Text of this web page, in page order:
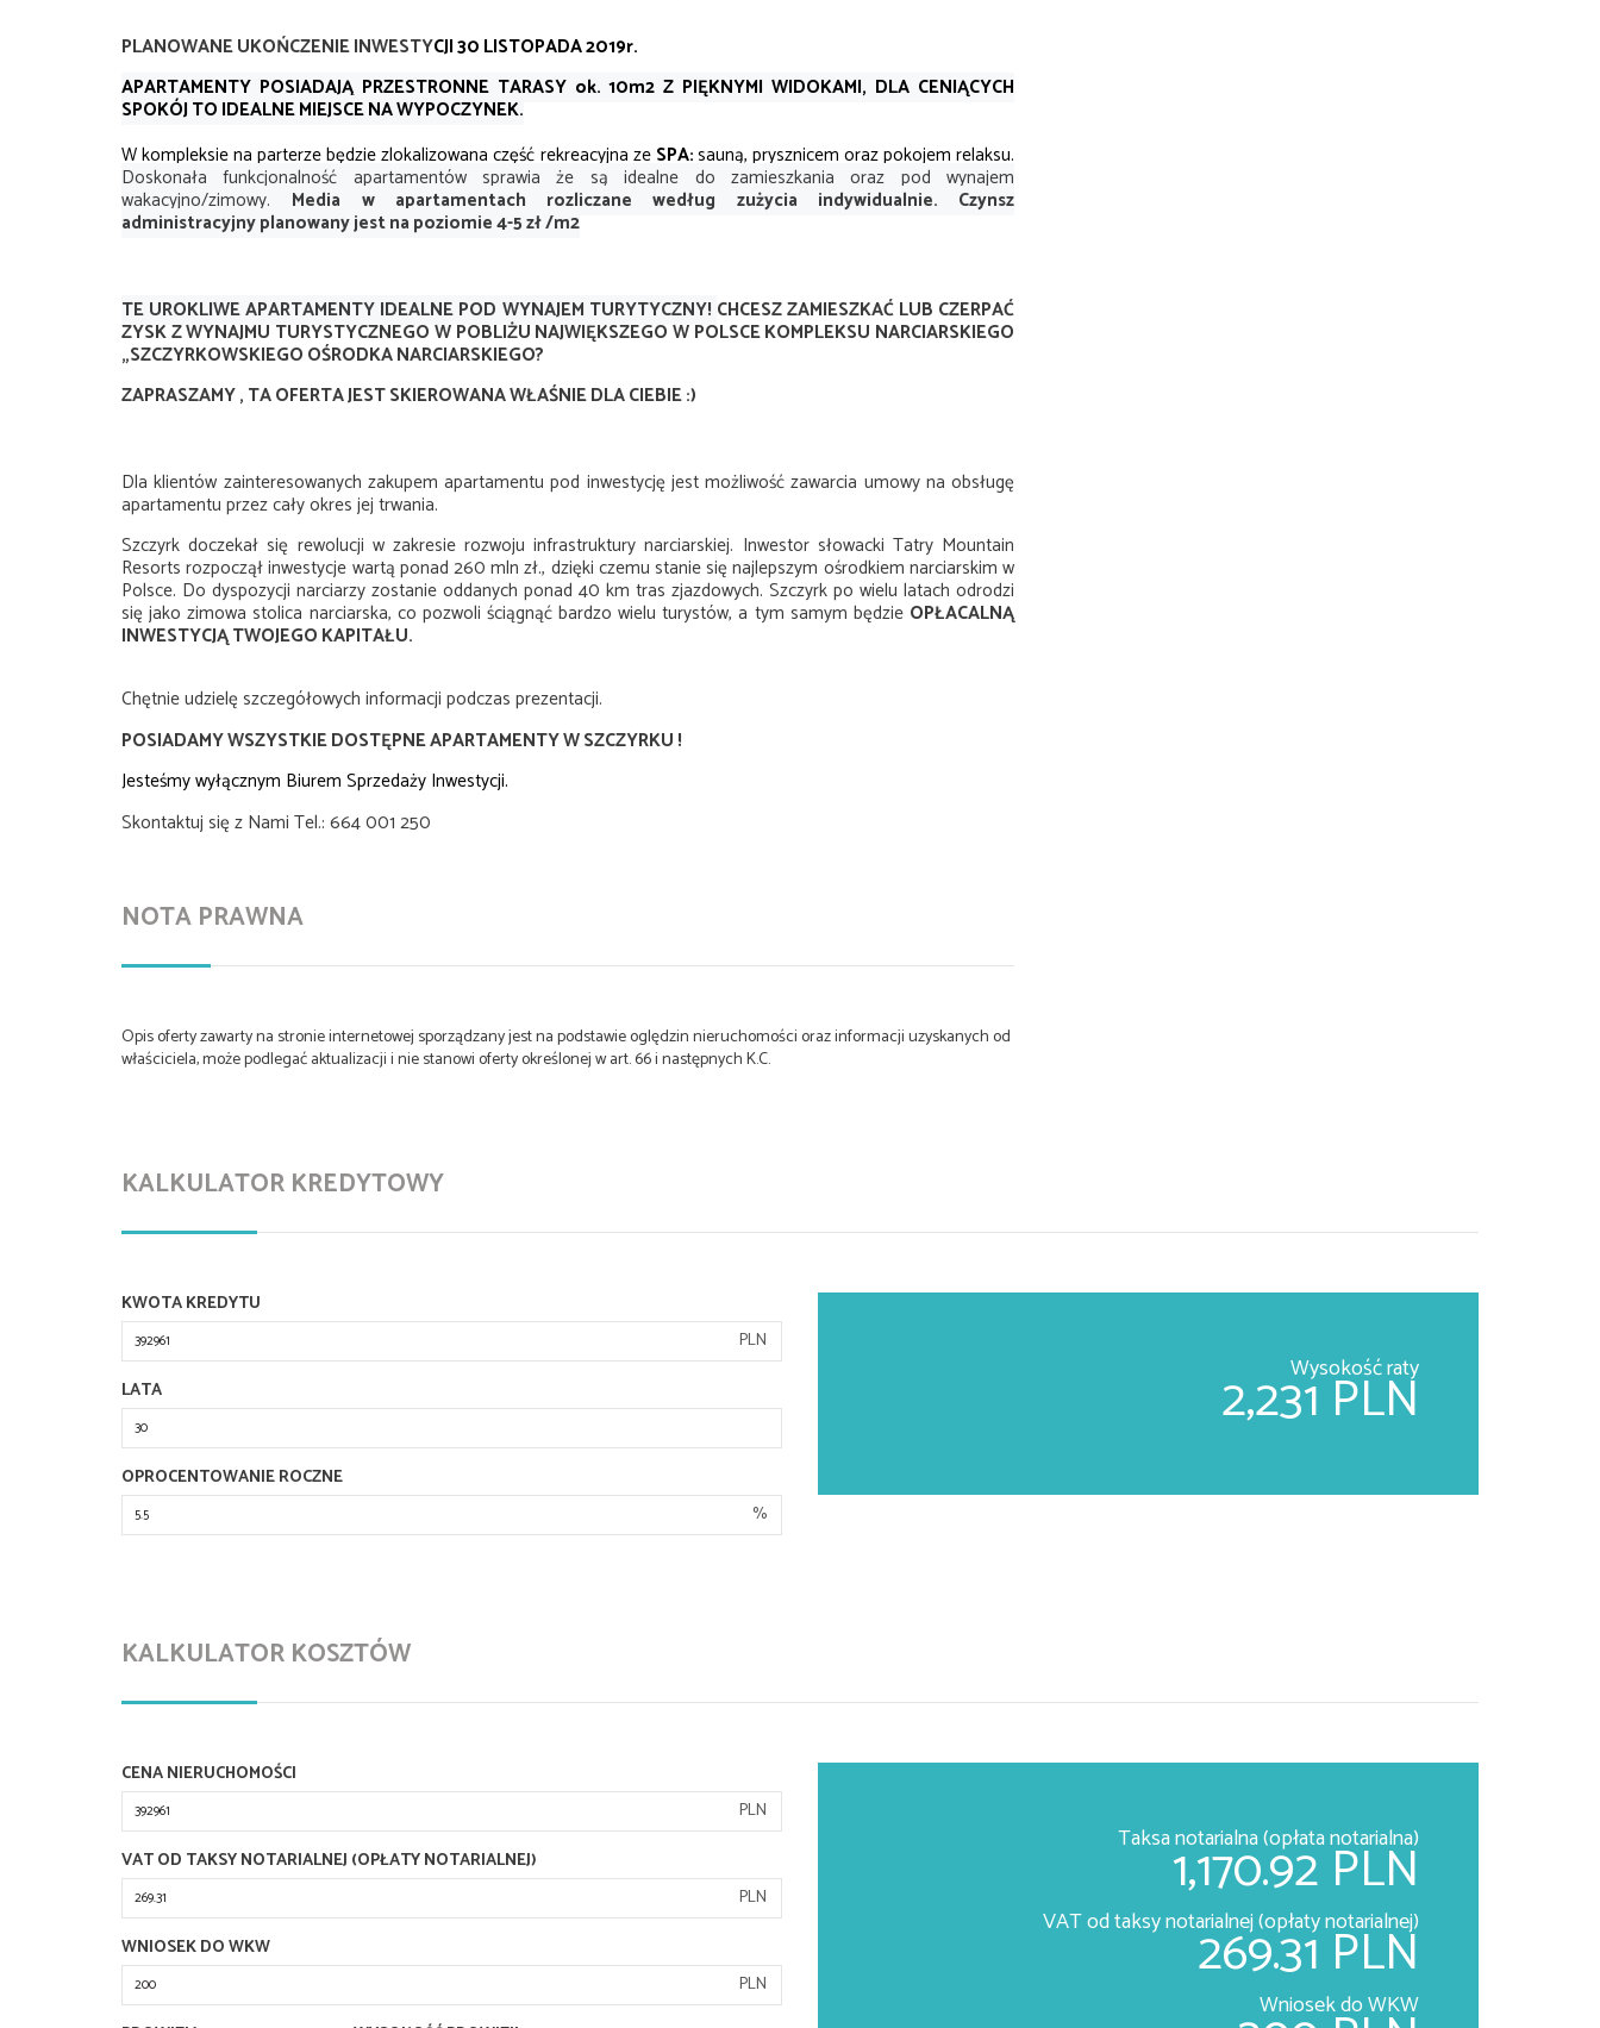
PLANOWANE UKOŃCZENIE INWESTYCJI 30 LISTOPADA 2019r.
APARTAMENTY POSIADAJĄ PRZESTRONNE TARASY ok. 10m2 Z PIĘKNYMI WIDOKAMI, DLA CENIĄCYCH
SPOKÓJ TO IDEALNE MIEJSCE NA WYPOCZYNEK.
W kompleksie na parterze będzie zlokalizowana część rekreacyjna ze SPA:sauną, prysznicem oraz pokojem relaksu.
Doskonała funkcjonalność apartamentów sprawia że są idealne do zamieszkania oraz pod wynajem
wakacyjno/zimowy. Media w apartamentach rozliczane według zużycia indywidualnie. Czynsz
administracyjny planowany jest na poziomie 4-5 zł /m2
TE UROKLIWE APARTAMENTY IDEALNE POD WYNAJEM TURYTYCZNY! CHCESZ ZAMIESZKAĆ LUB CZERPAĆ
ZYSK Z WYNAJMU TURYSTYCZNEGO W POBLIŻU NAJWIĘKSZEGO W POLSCE KOMPLEKSU NARCIARSKIEGO
„SZCZYRKOWSKIEGO OŚRODKA NARCIARSKIEGO?
ZAPRASZAMY , TA OFERTA JEST SKIEROWANA WŁAŚNIE DLA CIEBIE :)
Dla klientów zainteresowanych zakupem apartamentu pod inwestycję jest możliwość zawarcia umowy na obsługę
apartamentu przez cały okres jej trwania.
Szczyrk doczekał się rewolucji w zakresie rozwoju infrastruktury narciarskiej. Inwestor słowacki Tatry Mountain
Resorts rozpoczął inwestycje wartą ponad 260 mln zł., dzięki czemu stanie się najlepszym ośrodkiem narciarskim w
Polsce. Do dyspozycji narciarzy zostanie oddanych ponad 40 km tras zjazdowych. Szczyrk po wielu latach odrodzi
się jako zimowa stolica narciarska, co pozwoli ściągnąć bardzo wielu turystów, a tym samym będzie OPŁACALNĄ
INWESTYCJĄ TWOJEGO KAPITAŁU.
Chętnie udzielę szczegółowych informacji podczas prezentacji.
POSIADAMY WSZYSTKIE DOSTĘPNE APARTAMENTY W SZCZYRKU !
Jesteśmy wyłącznym Biurem Sprzedaży Inwestycji.
Skontaktuj się z Nami Tel.: 664 001 250
NOTA PRAWNA
Opis oferty zawarty na stronie internetowej sporządzany jest na podstawie oględzin nieruchomości oraz informacji uzyskanych od
właściciela, może podlegać aktualizacji i nie stanowi oferty określonej w art. 66 i następnych K.C.
KALKULATOR KREDYTOWY
KWOTA KREDYTU
PLN
LATA
OPROCENTOWANIE ROCZNE
%
Wysokość raty
2,231 PLN
KALKULATOR KOSZTÓW
CENA NIERUCHOMOŚCI
PLN
VAT OD TAKSY NOTARIALNEJ (OPŁATY NOTARIALNEJ)
PLN
WNIOSEK DO WKW
PLN
Taksa notarialna (opłata notarialna)
1,170.92 PLN
VAT od taksy notarialnej (opłaty notarialnej)
269.31 PLN
Wniosek do WKW